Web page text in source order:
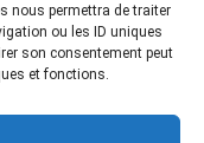
nous permettra de traiter
ou les ID uniques
son consentement peut
et fonctions.